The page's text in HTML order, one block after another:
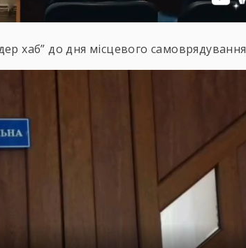
хаб” до дня місцевого самоврядування